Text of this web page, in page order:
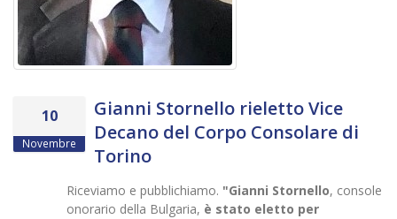
10
Novembre
Gianni Stornello rieletto Vice
Decano del Corpo Consolare di
Torino
Riceviamo e pubblichiamo. "Gianni Stornello, console
onorario della Bulgaria, è stato eletto per